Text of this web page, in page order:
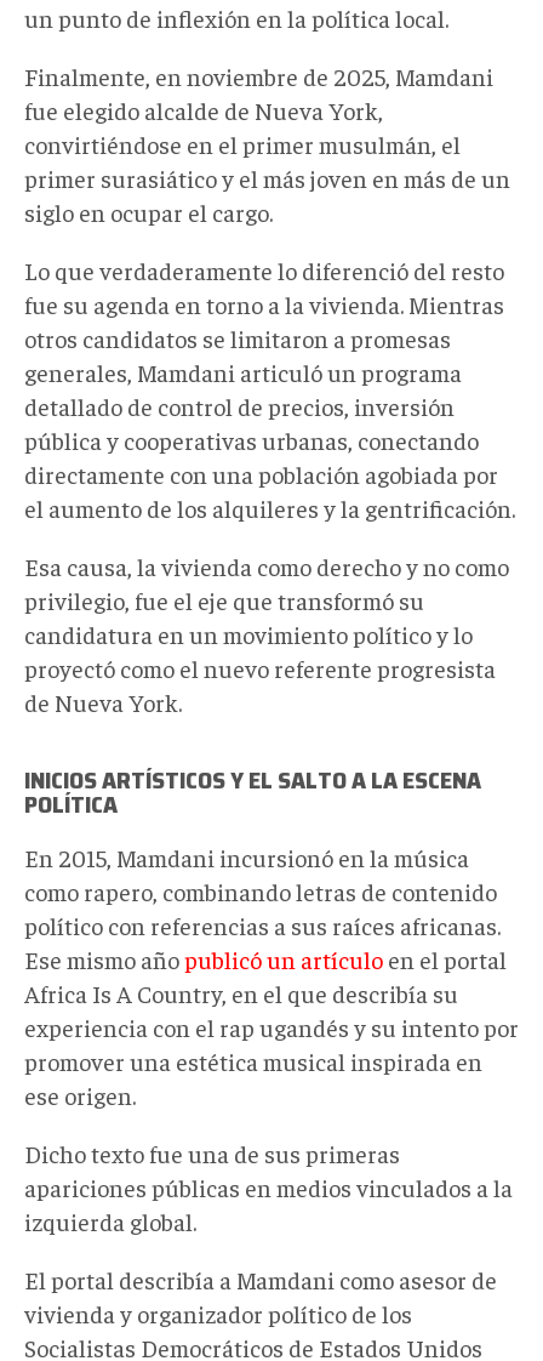
un punto de inflexión en la política local.
Finalmente, en noviembre de 2025, Mamdani
fue elegido alcalde de Nueva York,
convirtiéndose en el primer musulmán, el
primer surasiático y el más joven en más de un
siglo en ocupar el cargo.
Lo que verdaderamente lo diferenció del resto
fue su agenda en torno a la vivienda. Mientras
otros candidatos se limitaron a promesas
generales, Mamdani articuló un programa
detallado de control de precios, inversión
pública y cooperativas urbanas, conectando
directamente con una población agobiada por
el aumento de los alquileres y la gentrificación.
Esa causa, la vivienda como derecho y no como
privilegio, fue el eje que transformó su
candidatura en un movimiento político y lo
proyectó como el nuevo referente progresista
de Nueva York.
INICIOSARTÍSTICOS Y EL SALTO A LA ESCENA
POLÍTICA
En 2015, Mamdani incursionó en la música
como rapero, combinando letras de contenido
político con referencias a sus raíces africanas.
Ese mismo añopublicó un artículo en el portal
Africa Is A Country, en el que describía su
experiencia con el rap ugandés y su intento por
promover una estética musical inspirada en
ese origen.
Dicho texto fue una de sus primeras
apariciones públicas en medios vinculados a la
izquierda global.
El portal describía a Mamdani como asesor de
vivienda y organizador político de los
Socialistas Democráticos de Estados Unidos